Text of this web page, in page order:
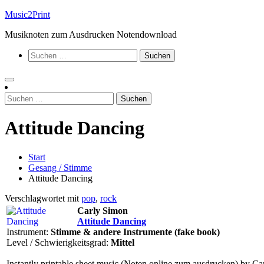
Zum
springen
Music2Print
Musiknoten zum Ausdrucken Notendownload
Suchen
nach:
Suchen
nach:
Attitude Dancing
Start
Gesang / Stimme
Attitude Dancing
Verschlagwortet mit pop, rock
Carly Simon
Attitude Dancing
Instrument: Stimme & andere Instrumente (fake book)
Level / Schwierigkeitsgrad: Mittel